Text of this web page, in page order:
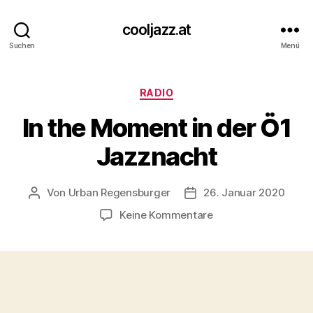
Suchen
cooljazz.at
Menü
Kategorien
RADIO
In the Moment in der Ö1
Jazznacht
Beitragsautor
Von Urban Regensburger Beitragsdatum
26. Januar 2020
Keine Kommentarezu